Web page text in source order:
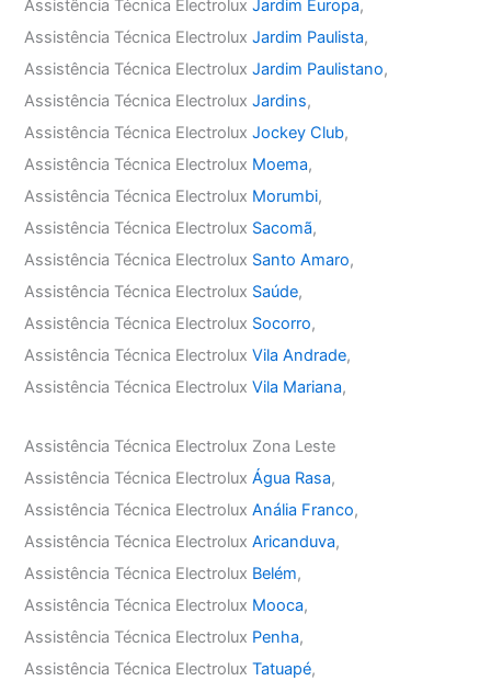
Assistência Técnica ElectroluxJardim Europa,
Assistência Técnica ElectroluxJardim Paulista,
Assistência Técnica ElectroluxJardim Paulistano,
Assistência Técnica ElectroluxJardins,
Assistência Técnica ElectroluxJockey Club,
Assistência Técnica Electrolux Moema,
Assistência Técnica Electrolux Morumbi,
Assistência Técnica Electrolux Sacomã,
Assistência Técnica Electrolux Santo Amaro,
Assistência Técnica Electrolux Saúde,
Assistência Técnica Electrolux Socorro,
Assistência Técnica ElectroluxVila Andrade,
Assistência Técnica ElectroluxVila Mariana,
Assistência Técnica Electrolux Zona Leste
Assistência Técnica ElectroluxÁgua Rasa,
Assistência Técnica ElectroluxAnália Franco,
Assistência Técnica ElectroluxAricanduva,
Assistência Técnica Electrolux Belém,
Assistência Técnica Electrolux Mooca,
Assistência Técnica Electrolux Penha,
Assistência Técnica ElectroluxTatuapé,